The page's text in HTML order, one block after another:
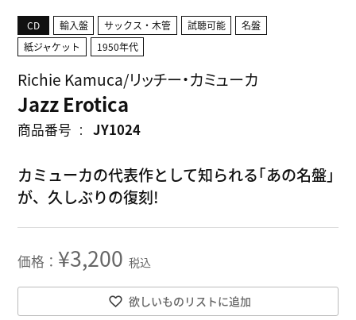
CD 輸入盤 サックス・木管 試聴可能
名盤
紙ジャケット
1950年代
Richie Kamuca/リッチー・カミューカ
Jazz Erotica
商品番号 JY1024
カミューカの代表作として知られる｢あの名盤｣
が、久しぶりの復刻!
¥3,200 税込
欲しいものリストに追加